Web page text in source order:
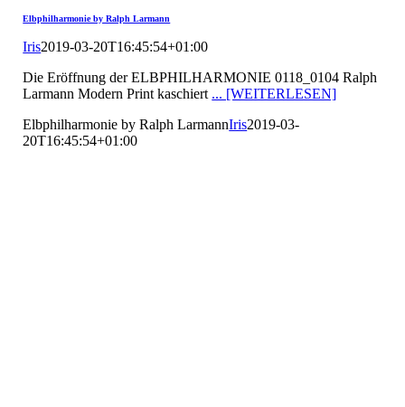
Elbphilharmonie by Ralph Larmann
Iris2019-03-20T16:45:54+01:00
Die Eröffnung der ELBPHILHARMONIE 0118_0104 Ralph
Larmann Modern Print kaschiert ... [WEITERLESEN]
Elbphilharmonie by Ralph LarmannIris2019-03-
20T16:45:54+01:00